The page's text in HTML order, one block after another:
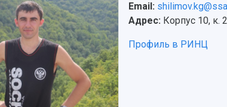
Email:
Адрес: Корпус 10, к.
Профиль в РИНЦ